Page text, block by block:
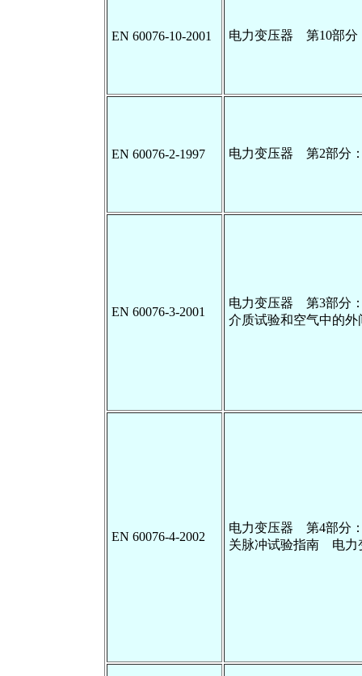
EN 60076-10-2001 电力变压器 第10部分
EN 60076-2-1997 电力变压器 第2部分
EN 60076-3-2001
电力变压器 第3部分
介质试验和空气中的外
EN 60076-4-2002
电力变压器 第4部分
关脉冲试验指南 电力